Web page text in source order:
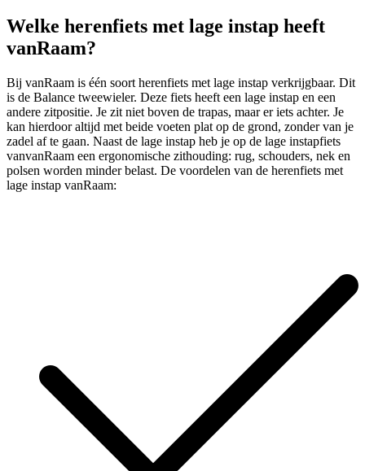
Welke herenfiets met lage instap heeft
vanRaam?
Bij vanRaam is één soort herenfiets met lage instap verkrijgbaar. Dit
is de Balance tweewieler. Deze fiets heeft een lage instap en een
andere zitpositie. Je zit niet boven de trapas, maar er iets achter. Je
kan hierdoor altijd met beide voeten plat op de grond, zonder van je
zadel af te gaan. Naast de lage instap heb je op de lage instapfiets
vanvanRaam een ergonomische zithouding: rug, schouders, nek en
polsen worden minder belast. De voordelen van de herenfiets met
lage instap vanRaam: